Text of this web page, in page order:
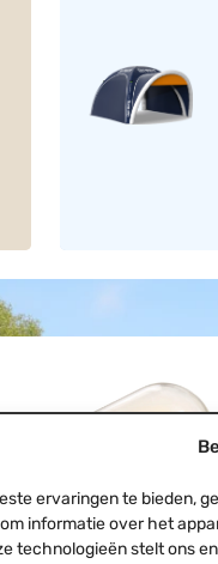
ervaringen te bieden,
informatie over het
technologieën stelt ons
lamp Warm wit |